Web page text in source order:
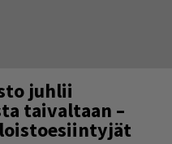
juhlii
taivaltaan –